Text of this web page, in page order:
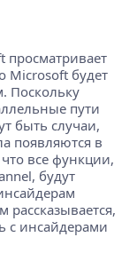
просматривает
Microsoft будет
Поскольку
пути
быть случаи,
появляются в
все функции,
будут
рассказывается,
с инсайдерами